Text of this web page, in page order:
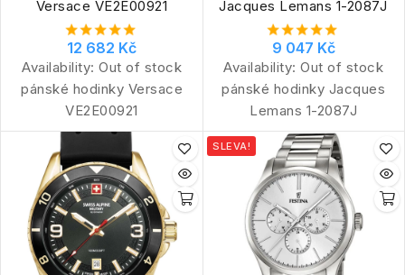
Versace VE2E00921
12 682 Kč
Availability: Out of stock
pánské hodinky Versace
VE2E00921
Jacques Lemans 1-2087J
9 047 Kč
Availability: Out of stock
pánské hodinky Jacques
Lemans 1-2087J
SLEVA!